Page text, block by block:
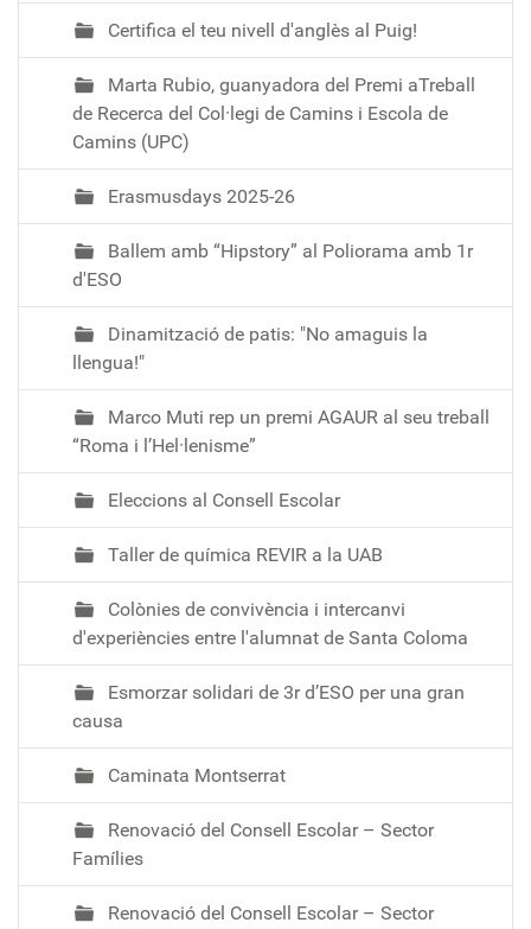
Certifica el teu nivell d'anglès al Puig!
Marta Rubio, guanyadora del Premi aTreball
de Recerca del Col·legi de Camins i Escola de
Camins (UPC)
Erasmusdays 2025-26
Ballem amb “Hipstory” al Poliorama amb 1r
d'ESO
Dinamització de patis: "No amaguis la
llengua!"
Marco Muti rep un premi AGAUR al seu treball
“Roma i l’Hel·lenisme”
Eleccions al Consell Escolar
Taller de química REVIR a la UAB
Colònies de convivència i intercanvi
d'experiències entre l'alumnat de Santa Coloma
Esmorzar solidari de 3r d’ESO per una gran
causa
Caminata Montserrat
Renovació del Consell Escolar – Sector
Famílies
Renovació del Consell Escolar – Sector